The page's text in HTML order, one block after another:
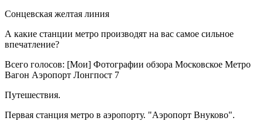
Сонцевская желтая линия
А какие станции метро производят на вас самое сильное
впечатление?
Всего голосов: [Мои] Фотографии обзора Московское Метро
Вагон Аэропорт Лонгпост 7
Путешествия.
Первая станция метро в аэропорту. "Аэропорт Внуково".